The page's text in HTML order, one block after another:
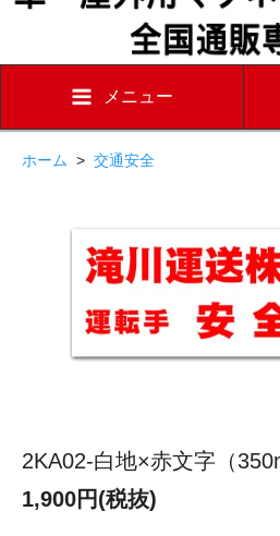
メニュー
ホーム > 交通安全
2KA02-白地×赤文字（
1,900円(税抜)